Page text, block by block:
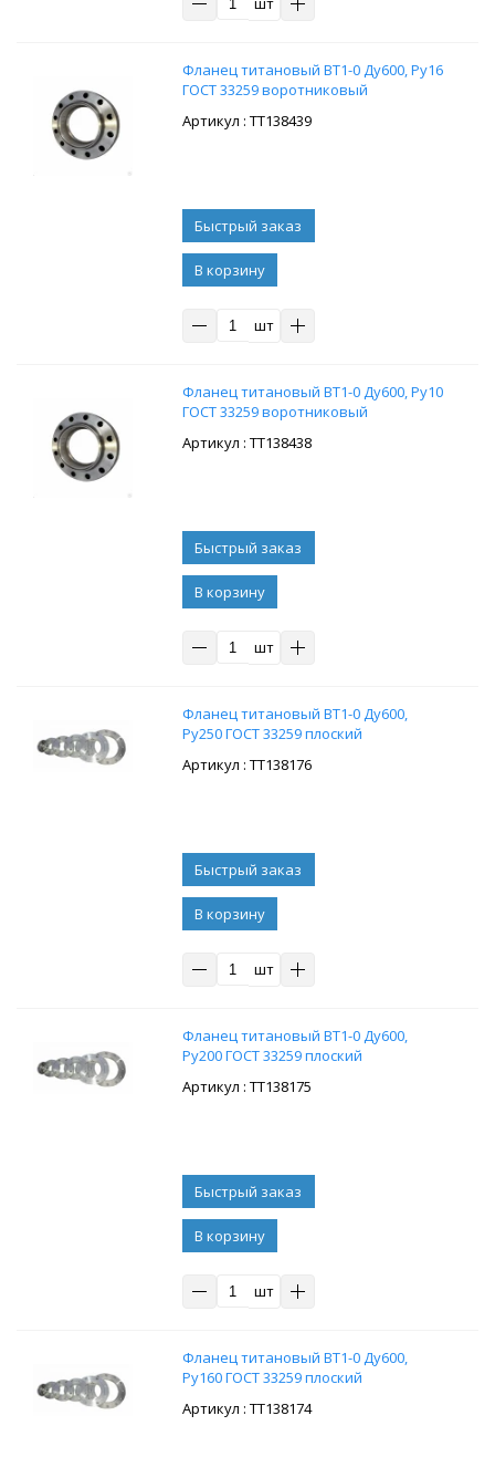
Фланец титановый ВТ1-0 Ду600, Ру16
ГОСТ 33259 воротниковый
: ТТ138439
В корзину
шт
Фланец титановый ВТ1-0 Ду600, Ру10
ГОСТ 33259 воротниковый
: ТТ138438
В корзину
шт
Фланец титановый ВТ1-0 Ду600,
Ру250 ГОСТ 33259 плоский
: ТТ138176
В корзину
шт
Фланец титановый ВТ1-0 Ду600,
Ру200 ГОСТ 33259 плоский
: ТТ138175
В корзину
шт
Фланец титановый ВТ1-0 Ду600,
Ру160 ГОСТ 33259 плоский
: ТТ138174